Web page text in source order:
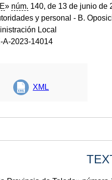
» núm. 140, de 13 de junio de
y personal - B.
Local
A-2023-14014
XML